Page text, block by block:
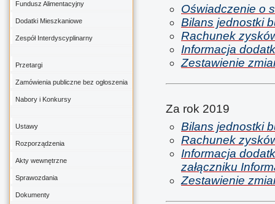
Fundusz Alimentacyjny
Dodatki Mieszkaniowe
Zespół Interdyscyplinarny
Przetargi
Zamówienia publiczne bez ogłoszenia
Nabory i Konkursy
Ustawy
Rozporządzenia
Akty wewnętrzne
Sprawozdania
Dokumenty
Oświadczenie o
Bilans jednostki
Rachunek
Informacja
Zestawienie
Za rok 2019
Bilans jednostki
Rachunek
Informacja
załączniku
Zestawienie